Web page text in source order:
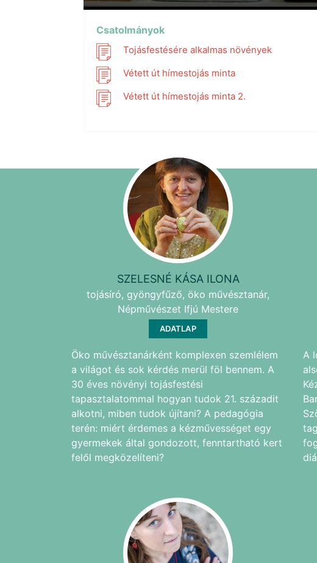
Play
Csatolmányok
Tojásfestésére alkalmas növények
Vétett út hímestojás minta
Vétett út hímestojás minta 2.
SZELESNÉ KÁSA ILONA
tojásíró, gyöngyfűző, öko művésztanár,
Népművészet Ifjú Mestere
ADATLAP
Öko művésztanárként komplexen szemlélem
a világot és sok kérdés merül föl bennem. A
30 éves növényi tojásfestési
tapasztalatommal hogyan tudok 21. századit
alkotni, miben tudok újítani? A pedagógia
terén: miért érdemes a kézművességet egy
gyermekek által gondozott, fenntartható kert
felől megközelíteni?
A